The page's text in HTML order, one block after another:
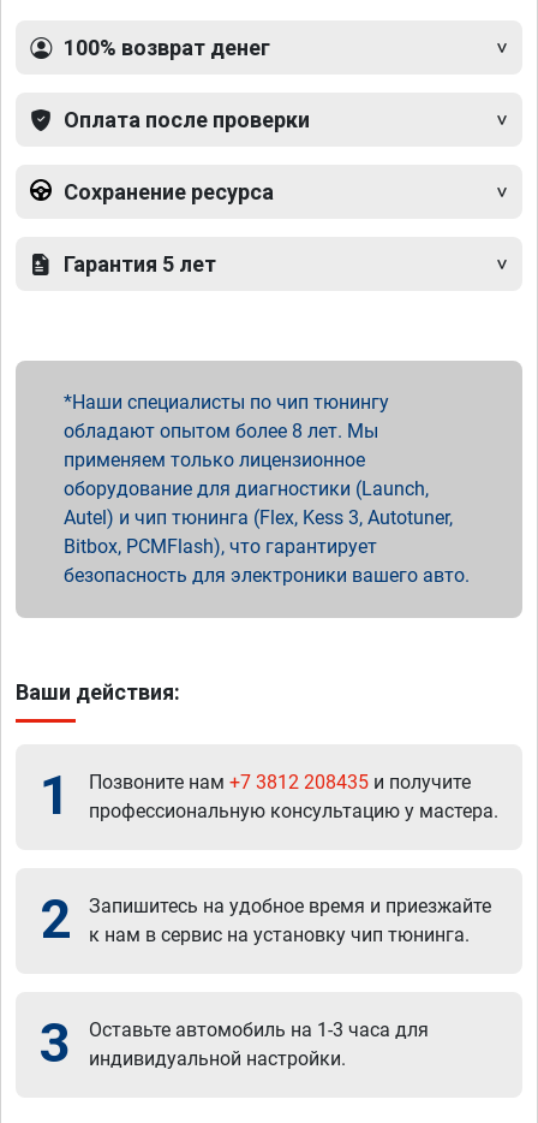
100% возврат денег
Оплата после проверки
Сохранение ресурса
Гарантия 5 лет
Наши специалисты по чип тюнингу
обладают опытом более 8 лет. Мы
применяем только лицензионное
оборудование для диагностики (Launch,
Autel) и чип тюнинга (Flex, Kess 3, Autotuner,
Bitbox, PCMFlash), что гарантирует
безопасность для электроники вашего авто.
Ваши действия:
1 Позвоните нам +7 3812 208435 и получите
профессиональную консультацию у мастера.
2
Запишитесь на удобное время и приезжайте
к нам в сервис на установку чип тюнинга.
3
Оставьте автомобиль на 1-3 часа для
индивидуальной настройки.